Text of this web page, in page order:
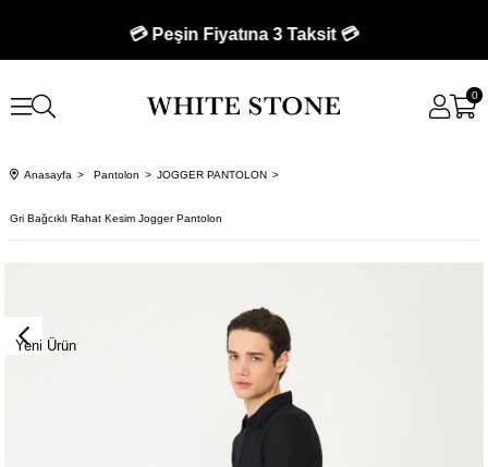
💳 Peşin Fiyatına 3 Taksit 💳
0
Anasayfa Pantolon JOGGER PANTOLON
Gri Bağcıklı Rahat Kesim Jogger Pantolon
Yeni Ürün